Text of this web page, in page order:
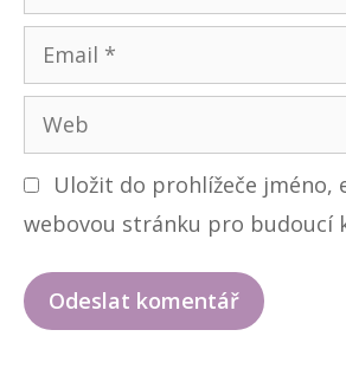
m
n
m
i
l
W
e
b
Uložit do prohlížeče jméno,
webovou stránku pro budoucí